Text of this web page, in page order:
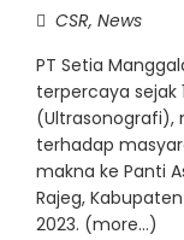
CSR, News
PT Setia
terpercaya sejak
(Ultrasonografi),
terhadap
makna ke Panti
Rajeg,
2023. (more…)